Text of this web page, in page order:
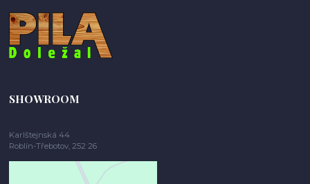
SHOWROOM
Karlštejnská 44
Roblín-Třebotov, 252 26